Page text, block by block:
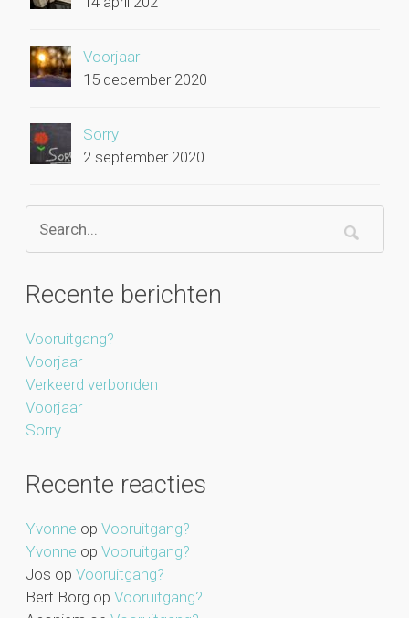
Voorjaar
15 december 2020
Sorry
2 september 2020
Recente berichten
Vooruitgang?
Voorjaar
Verkeerd verbonden
Voorjaar
Sorry
Recente reacties
Yvonne op Vooruitgang?
Yvonne op Vooruitgang?
Jos op Vooruitgang?
Bert Borg op Vooruitgang?